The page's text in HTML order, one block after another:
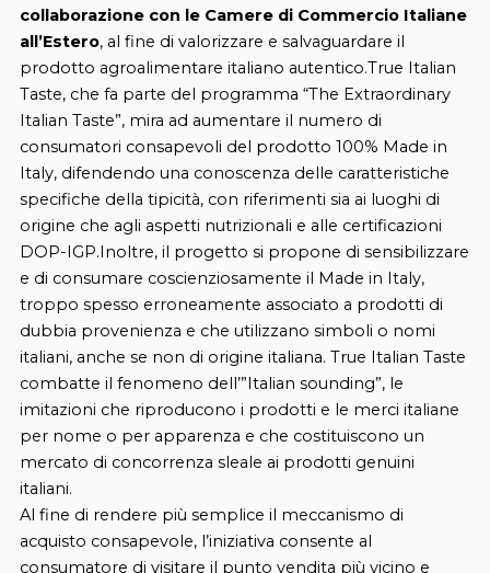
collaborazione con le Camere di Commercio Italiane
all’Estero, al fine di valorizzare e salvaguardare il
prodotto agroalimentare italiano autentico.True Italian
Taste, che fa parte del programma “The Extraordinary
Italian Taste”, mira ad aumentare il numero di
consumatori consapevoli del prodotto 100% Made in
Italy, difendendo una conoscenza delle caratteristiche
specifiche della tipicità, con riferimenti sia ai luoghi di
origine che agli aspetti nutrizionali e alle certificazioni
DOP-IGP.Inoltre, il progetto si propone di sensibilizzare
e di consumare coscienziosamente il Made in Italy,
troppo spesso erroneamente associato a prodotti di
dubbia provenienza e che utilizzano simboli o nomi
italiani, anche se non di origine italiana. True Italian Taste
combatte il fenomeno dell’”Italian sounding”, le
imitazioni che riproducono i prodotti e le merci italiane
per nome o per apparenza e che costituiscono un
mercato di concorrenza sleale ai prodotti genuini
italiani.
Al fine di rendere più semplice il meccanismo di
acquisto consapevole, l’iniziativa consente al
consumatore di visitare il punto vendita più vicino e